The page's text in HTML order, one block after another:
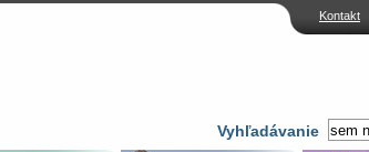
Kontakt
Vyhľadávanie